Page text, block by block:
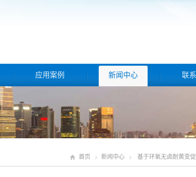
应用案例 新闻中心 联
首页 新闻中心 基于环氧无卤耐黄变